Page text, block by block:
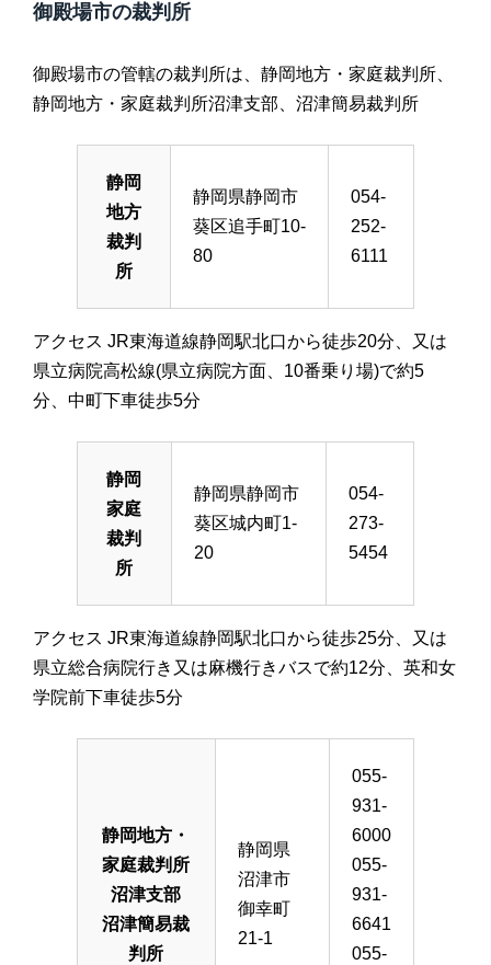
御殿場市の裁判所
御殿場市の管轄の裁判所は、静岡地方・家庭裁判所、
静岡地方・家庭裁判所沼津支部、沼津簡易裁判所
静岡
地方
裁判
所
静岡県静岡市
葵区追手町10-
80
054-
252-
6111
アクセス JR東海道線静岡駅北口から徒歩20分、又は
県立病院高松線(県立病院方面、10番乗り場)で約5
分、中町下車徒歩5分
静岡
家庭
裁判
所
静岡県静岡市
葵区城内町1-
20
054-
273-
5454
アクセス JR東海道線静岡駅北口から徒歩25分、又は
県立総合病院行き又は麻機行きバスで約12分、英和女
学院前下車徒歩5分
静岡地方・
家庭裁判所
沼津支部
沼津簡易裁
判所
静岡県
沼津市
御幸町
21-1
055-
931-
6000
055-
931-
6641
055-